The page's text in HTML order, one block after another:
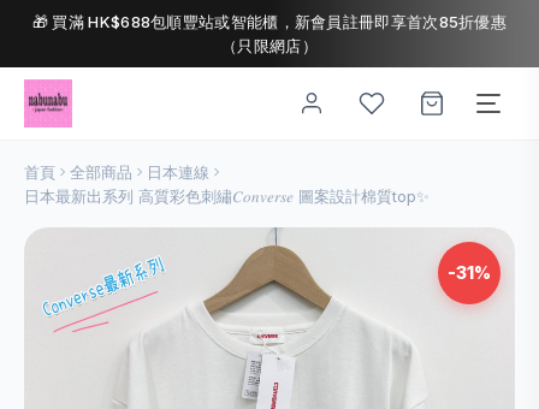
🎁 買滿 HK$688包順豐站或智能櫃，新會員註冊即享首次85折優惠
（只限網店）
首頁 全部商品
日本連線
日本最新出系列 高質彩色刺繡𝐶𝑜𝑛𝑣𝑒𝑟𝑠𝑒 圖案設計棉質top✨
-31%